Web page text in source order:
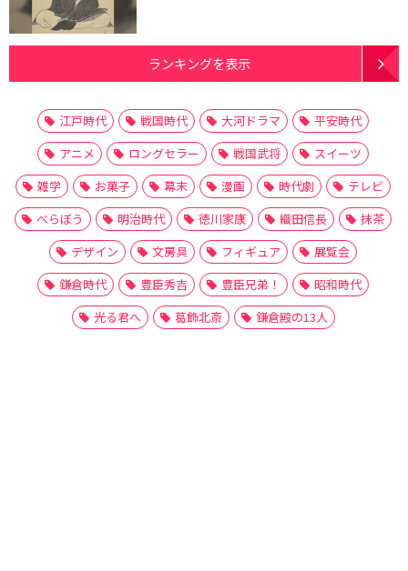
ランキングを表示
江戸時代 戦国時代 大河ドラマ
平安時代
アニメ
ロングセラー 戦国武将
スイーツ
雑学
お菓子 幕末 漫画 時代劇
テレビ
べらぼう
明治時代 徳川家康 織田信長
抹茶
デザイン
文房具 フィギュア
展覧会
鎌倉時代
豊臣秀吉 豊臣兄弟！
昭和時代
光る君へ
葛飾北斎 鎌倉殿の13人